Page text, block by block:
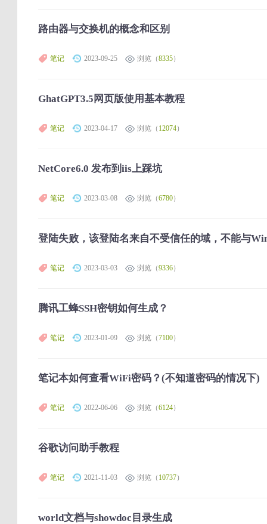
路由器与交换机的概念和区别
笔记 2023-09-25 浏览（8335）
GhatGPT3.5网页版使用基本教程
笔记 2023-04-17 浏览（ 12074）
NetCore6.0 发布到iis上踩坑
笔记 2023-03-08 浏览（6780）
登陆失败，该登陆名来自不受信任的域，不能与
笔记 2023-03-03 浏览（9336）
腾讯工蜂SSH密钥如何生成？
笔记 2023-01-09 浏览（7100）
笔记本如何查看WiFi密码？(不知道密码的情况下)
笔记 2022-06-06 浏览（6124）
谷歌访问助手教程
笔记 2021-11-03 浏览（ 10737）
world文档与showdoc目录生成